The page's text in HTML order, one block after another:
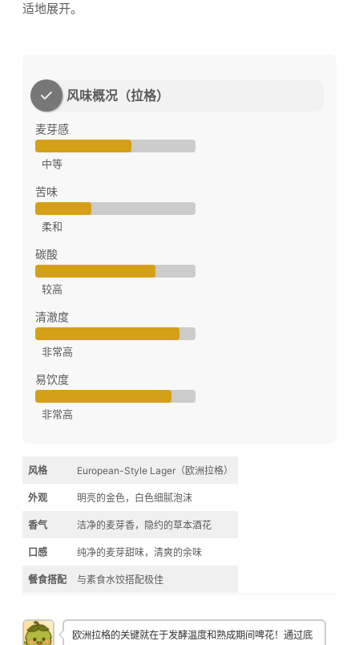
适地展开。
风味概况（拉格）
麦芽感
中等
苦味
柔和
碳酸
较高
清澈度
非常高
易饮度
非常高
风格 European-Style Lager（欧洲拉格）
外观 明亮的金色，白色细腻泡沫
香气 洁净的麦芽香，隐约的草本酒花
口感 纯净的麦芽甜味，清爽的余味
餐食搭配 与素食水饺搭配极佳
欧洲拉格的关键就在于发酵温度和熟成期间啤花！通过底